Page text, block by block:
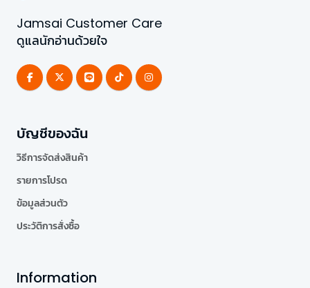
Jamsai Customer Care
ดูแลนักอ่านด้วยใจ
บัญชีของฉัน
วิธีการจัดส่งสินค้า
รายการโปรด
ข้อมูลส่วนตัว
ประวัติการสั่งซื้อ
Information